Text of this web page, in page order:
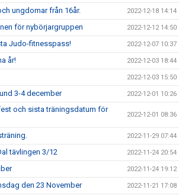
ungdomar från 16år. 2022-12-18 14:14
för nybörjargruppen 2022-12-12 14:50
Judo-fitnesspass! 2022-12-07 10:37
år! 2022-12-03 18:44
2022-12-03 15:50
3-4 december 2022-12-01 10:26
och sista träningsdatum för
2022-12-01 08:36
2022-11-29 07:44
tävlingen 3/12 2022-11-24 20:54
2022-11-24 19:12
den 23 November 2022-11-21 17:08